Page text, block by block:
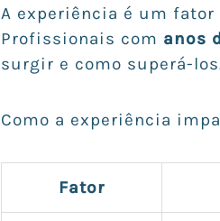
A experiência é um
Profissionais com anos
surgir e como superá-
Como a experiência
Fator